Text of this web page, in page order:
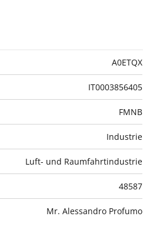
A0ETQX
IT0003856405
FMNB
Industrie
Luft- und Raumfahrtindustrie
48587
Mr. Alessandro Profumo